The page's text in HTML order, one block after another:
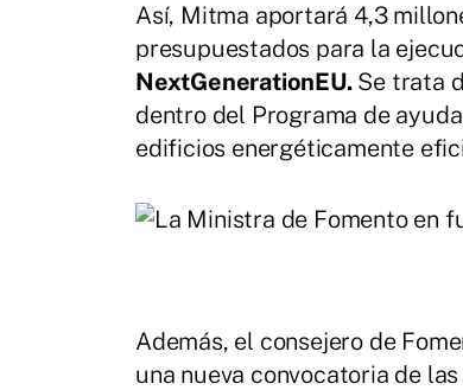
Así, Mitma aportará 4,3
presupuestados para la
NextGenerationEU.Se trata
dentro del Programa de
edificios energéticamente
Además, el consejero de
una nueva convocatoria de